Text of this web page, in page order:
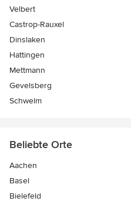
Velbert
Castrop-Rauxel
Dinslaken
Hattingen
Mettmann
Gevelsberg
Schwelm
Beliebte Orte
Aachen
Basel
Bielefeld